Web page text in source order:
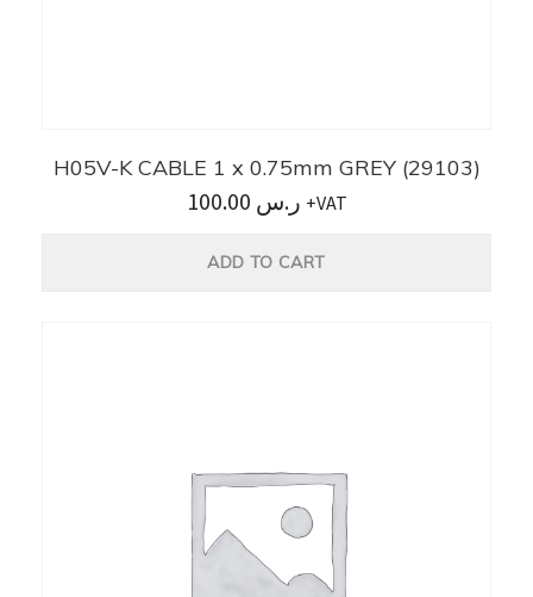
H05V-K CABLE 1 x 0.75mm GREY (29103)
ر.س +VAT
ADD TO CART